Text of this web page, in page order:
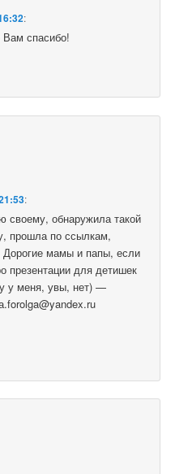
:
спасибо!
:
своему, обнаружила такой
прошла по ссылкам,
Дорогие мамы и папы, если
презентации для детишек
у меня, увы, нет) —